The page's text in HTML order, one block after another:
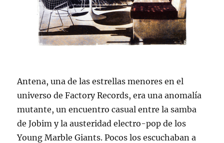
Antena, una de las estrellas menores en el
universo de Factory Records, era una anomalía
mutante, un encuentro casual entre la samba
de Jobim y la austeridad electro-pop de los
Young Marble Giants. Pocos los escuchaban a